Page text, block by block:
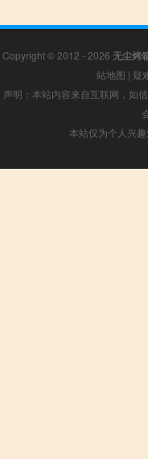
Copyright © 2012 - 2026 无尘烤
站地图 | 疑
声明：本站内容来自互联网，如
本站仅为个人兴